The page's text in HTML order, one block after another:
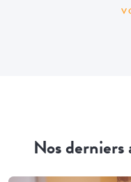
Nos derniers